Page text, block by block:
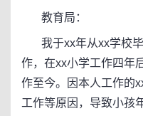
教育局：
我于xx年从xx学校毕
作，在xx小学工作四年
作至今。因本人工作的
工作等原因，导致小孩